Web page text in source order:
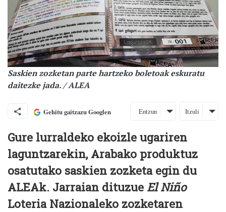
Saskien zozketan parte hartzeko boletoak eskuratu
daitezke jada. / ALEA
Gehitu gaitzazu Googlen Entzun Itzuli
Gure lurraldeko ekoizle ugariren
laguntzarekin, Arabako produktuz
osatutako saskien zozketa egin du
ALEAk. Jarraian dituzue El Niño
Loteria Nazionaleko zozketaren